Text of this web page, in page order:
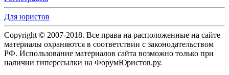
Для юристов
Copyright © 2007-2018. Все права на расположенные на сайте
материалы охраняются в соответствии с законодательством
РФ. Использование материалов сайта возможно только при
наличии гиперссылки на ФорумЮристов.ру.